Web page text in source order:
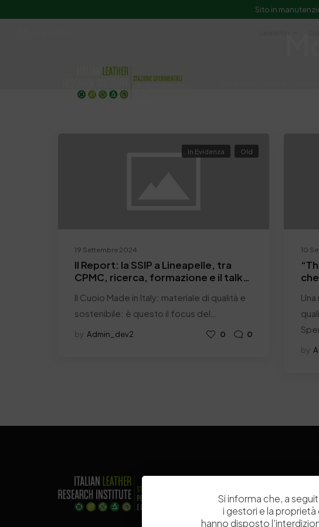
Sito in
19 Settembre 2024
In Evidenza Old
Il Report: la SSIP a Lineapelle, tra
CPMC, ricerca, formazione e il talk
Il Cuoio Made in Italy: materiale di qualità e
sostenibile: è questo il focus del…
by Admin_dev2 0 0
10
by
Servizi
Si informa che, a
i gestori e la
hanno disposto